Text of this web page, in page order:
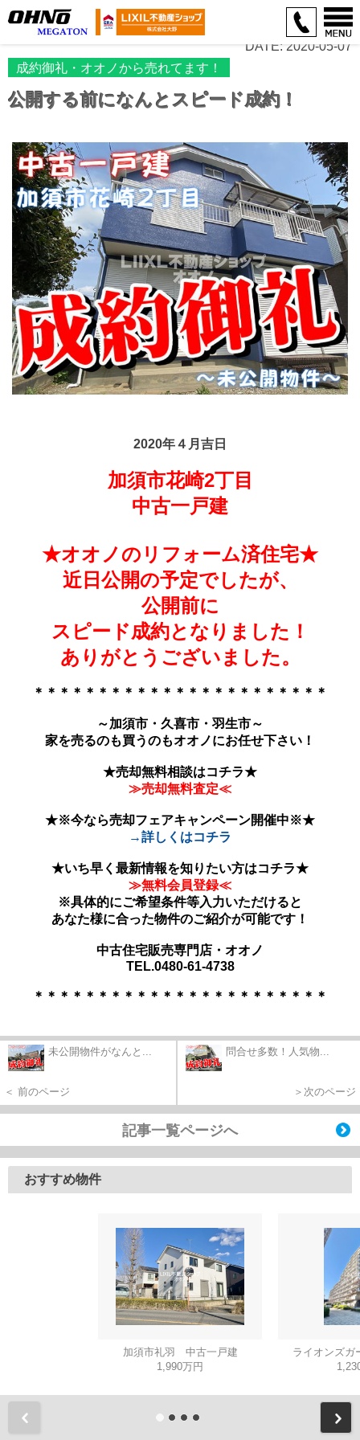
DATE: 2020-05-07
成約御礼・オオノから売れてます！
公開する前になんとスピード成約！
2020年４月吉日
加須市花崎2丁目
中古一戸建
★オオノのリフォーム済住宅★
近日公開の予定でしたが、
公開前に
スピード成約となりました！
ありがとうございました。
＊＊＊＊＊＊＊＊＊＊＊＊＊＊＊＊＊＊＊＊＊＊＊
～加須市・久喜市・羽生市～
家を売るのも買うのもオオノにお任せ下さい！
★売却無料相談はコチラ★
≫売却無料査定≪
★※今なら売却フェアキャンペーン開催中※★
→詳しくはコチラ
★いち早く最新情報を知りたい方はコチラ★
≫無料会員登録≪
※具体的にご希望条件等入力いただけると
あなた様に合った物件のご紹介が可能です！
中古住宅販売専門店・オオノ
TEL.0480-61-4738
＊＊＊＊＊＊＊＊＊＊＊＊＊＊＊＊＊＊＊＊＊＊＊
未公開物件がなんと...
＜ 前のページ
問合せ多数！人気物...
＞次のページ
記事一覧ページへ
おすすめ物件
加須市礼羽 中古一戸建
1,990万円
ライオンズガ